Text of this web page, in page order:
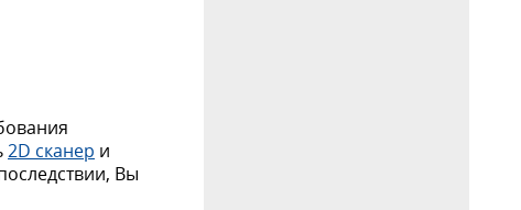
2D сканер и
Вы